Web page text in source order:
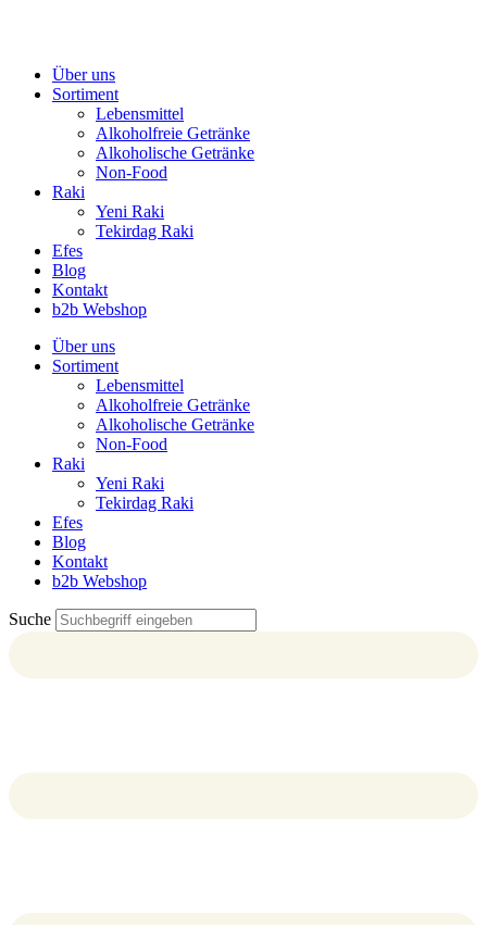
Über uns
Sortiment
Lebensmittel
Alkoholfreie Getränke
Alkoholische Getränke
Non-Food
Raki
Yeni Raki
Tekirdag Raki
Efes
Blog
Kontakt
b2b Webshop
Über uns
Sortiment
Lebensmittel
Alkoholfreie Getränke
Alkoholische Getränke
Non-Food
Raki
Yeni Raki
Tekirdag Raki
Efes
Blog
Kontakt
b2b Webshop
Suche